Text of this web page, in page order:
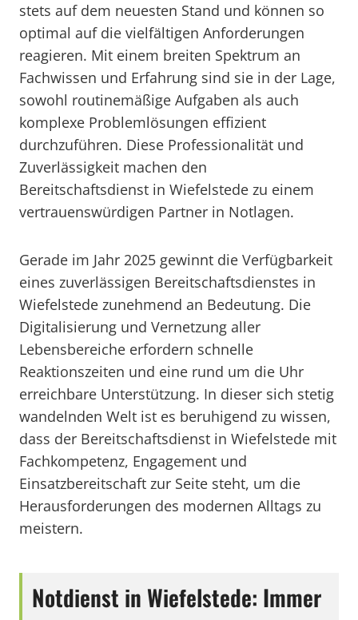
stets auf dem neuesten Stand und können so
optimal auf die vielfältigen Anforderungen
reagieren. Mit einem breiten Spektrum an
Fachwissen und Erfahrung sind sie in der Lage,
sowohl routinemäßige Aufgaben als auch
komplexe Problemlösungen effizient
durchzuführen. Diese Professionalität und
Zuverlässigkeit machen den
Bereitschaftsdienst in Wiefelstede zu einem
vertrauenswürdigen Partner in Notlagen.
Gerade im Jahr 2025 gewinnt die Verfügbarkeit
eines zuverlässigen Bereitschaftsdienstes in
Wiefelstede zunehmend an Bedeutung. Die
Digitalisierung und Vernetzung aller
Lebensbereiche erfordern schnelle
Reaktionszeiten und eine rund um die Uhr
erreichbare Unterstützung. In dieser sich stetig
wandelnden Welt ist es beruhigend zu wissen,
dass der Bereitschaftsdienst in Wiefelstede mit
Fachkompetenz, Engagement und
Einsatzbereitschaft zur Seite steht, um die
Herausforderungen des modernen Alltags zu
meistern.
Notdienst in Wiefelstede: Immer